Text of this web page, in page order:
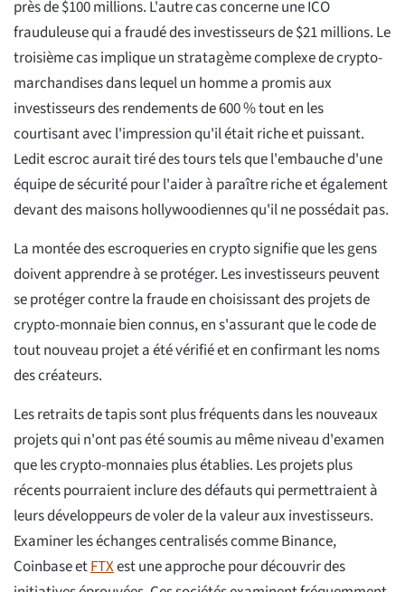
près de $100 millions. L'autre cas concerne une ICO
frauduleuse qui a fraudé des investisseurs de $21 millions. Le
troisième cas implique un stratagème complexe de crypto-
marchandises dans lequel un homme a promis aux
investisseurs des rendements de 600 % tout en les
courtisant avec l'impression qu'il était riche et puissant.
Ledit escroc aurait tiré des tours tels que l'embauche d'une
équipe de sécurité pour l'aider à paraître riche et également
devant des maisons hollywoodiennes qu'il ne possédait pas.
La montée des escroqueries en crypto signifie que les gens
doivent apprendre à se protéger. Les investisseurs peuvent
se protéger contre la fraude en choisissant des projets de
crypto-monnaie bien connus, en s'assurant que le code de
tout nouveau projet a été vérifié et en confirmant les noms
des créateurs.
Les retraits de tapis sont plus fréquents dans les nouveaux
projets qui n'ont pas été soumis au même niveau d'examen
que les crypto-monnaies plus établies. Les projets plus
récents pourraient inclure des défauts qui permettraient à
leurs développeurs de voler de la valeur aux investisseurs.
Examiner les échanges centralisés comme Binance,
Coinbase etFTXest une approche pour découvrir des